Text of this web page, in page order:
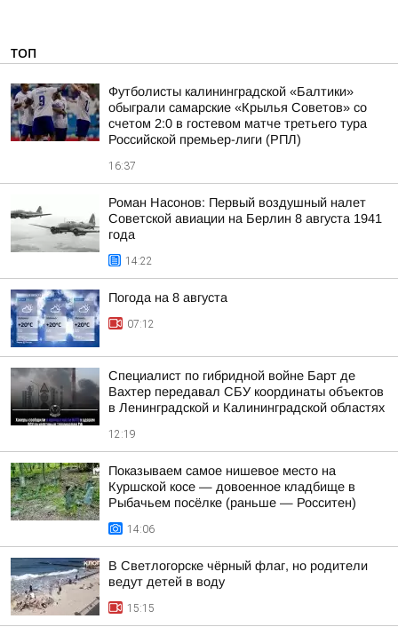
ТОП
Футболисты калининградской «Балтики»
обыграли самарские «Крылья Советов» со
счетом 2:0 в гостевом матче третьего тура
Российской премьер-лиги (РПЛ)
16:37
Роман Насонов: Первый воздушный налет
Советской авиации на Берлин 8 августа 1941
года
14:22
Погода на 8 августа
07:12
Специалист по гибридной войне Барт де
Вахтер передавал СБУ координаты объектов
в Ленинградской и Калининградской областях
12:19
Показываем самое нишевое место на
Куршской косе — довоенное кладбище в
Рыбачьем посёлке (раньше — Росситен)
14:06
В Светлогорске чёрный флаг, но родители
ведут детей в воду
15:15